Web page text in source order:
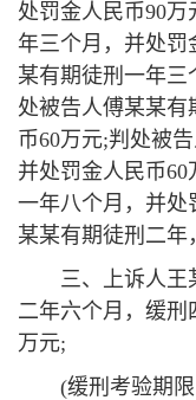
处罚金人民币90
年三个月，并处罚
某有期徒刑一年三
处被告人傅某某有
币60万元;判处被
并处罚金人民币60
一年八个月，并处
某某有期徒刑二年
三、上诉人王
二年六个月，缓刑
万元;
(缓刑考验期